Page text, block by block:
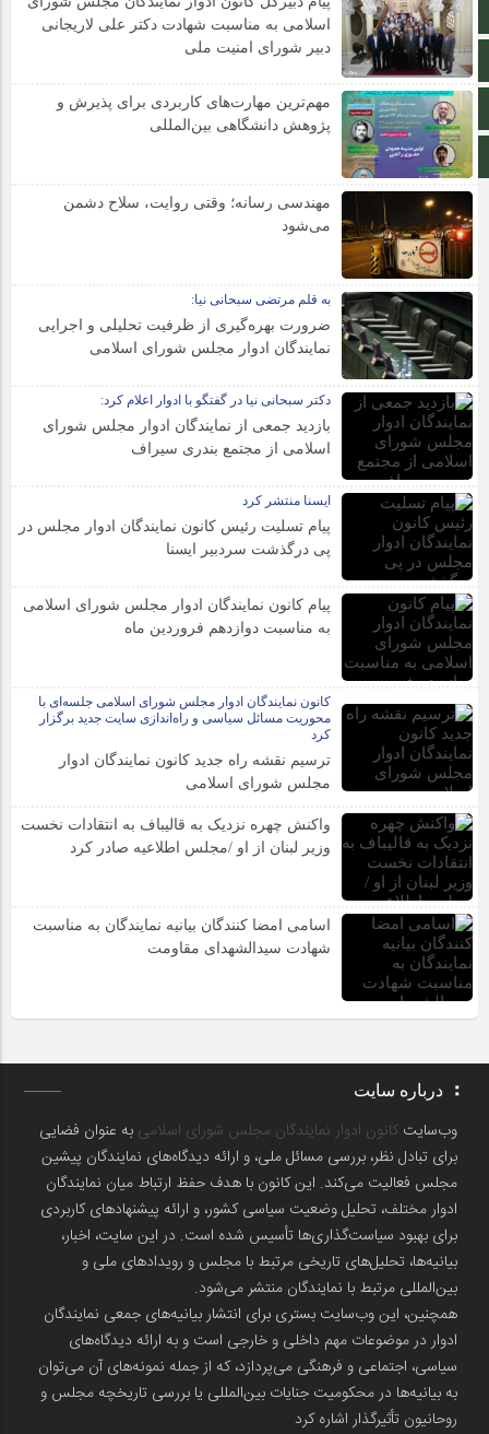
ایتا
آپارات
اینستاگرام
اطلاعات سایت
اسلامی به مناسبت شهادت دکتر علی لاریجانی
دبیر شورای امنیت ملی
مهم‌ترین مهارت‌های کاربردی برای پذیرش و
پژوهش دانشگاهی بین‌المللی
مهندسی رسانه؛ وقتی روایت، سلاح دشمن
می‌شود
به قلم مرتضی سبحانی نیا:
ضرورت بهره‌گیری از ظرفیت تحلیلی و اجرایی
نمایندگان ادوار مجلس شورای اسلامی
دکتر سبحانی نیا در گفتگو با ادوار اعلام کرد:
بازدید جمعی از نمایندگان ادوار مجلس شورای
اسلامی از مجتمع بندری سیراف
ایسنا منتشر کرد
پیام تسلیت رئیس کانون نمایندگان ادوار مجلس در
پی درگذشت سردبیر ایسنا
پیام کانون نمایندگان ادوار مجلس شورای اسلامی
به مناسبت دوازدهم فروردین ماه
کانون نمایندگان ادوار مجلس شورای اسلامی جلسه‌ای با
محوریت مسائل سیاسی و راه‌اندازی سایت جدید برگزار
کرد
ترسیم نقشه راه جدید کانون نمایندگان ادوار
مجلس شورای اسلامی
واکنش چهره نزدیک به قالیباف به انتقادات نخست
وزیر لبنان از او /مجلس اطلاعیه صادر کرد
اسامی امضا کنندگان بیانیه نمایندگان به مناسبت
شهادت سیدالشهدای مقاومت
درباره سایت
وب‌سایتکانون ادوار نمایندگان مجلس شورای اسلامی به عنوان فضایی
برای تبادل نظر، بررسی مسائل ملی، و ارائه دیدگاه‌های نمایندگان پیشین
مجلس فعالیت می‌کند. این کانون با هدف حفظ ارتباط میان نمایندگان
ادوار مختلف، تحلیل وضعیت سیاسی کشور، و ارائه پیشنهادهای کاربردی
برای بهبود سیاست‌گذاری‌ها تأسیس شده است. در این سایت، اخبار،
بیانیه‌ها، تحلیل‌های تاریخی مرتبط با مجلس و رویدادهای ملی و
بین‌المللی مرتبط با نمایندگان منتشر می‌شود.
همچنین، این وب‌سایت بستری برای انتشار بیانیه‌های جمعی نمایندگان
ادوار در موضوعات مهم داخلی و خارجی است و به ارائه دیدگاه‌های
سیاسی، اجتماعی و فرهنگی می‌پردازد، که از جمله نمونه‌های آن می‌توان
به بیانیه‌ها در محکومیت جنایات بین‌المللی یا بررسی تاریخچه مجلس و
روحانیون تأثیرگذار اشاره کرد